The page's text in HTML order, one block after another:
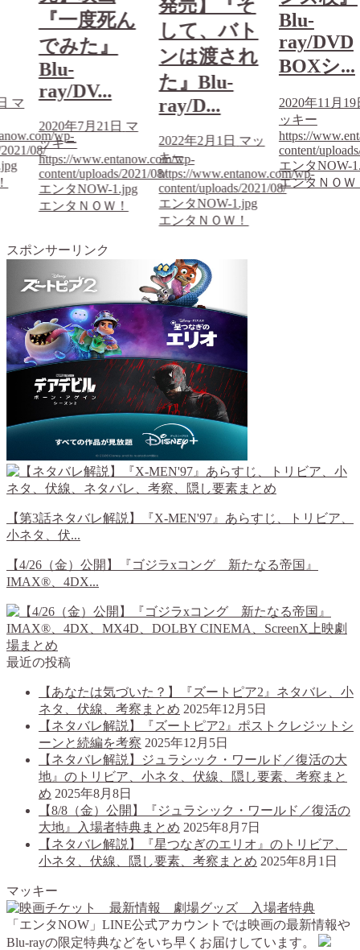
マ
wp-
08/
『一度死ん
でみた』
Blu-
ray/DV...
2020年7月21日 マ
ッキー
https://www.entanow.com/wp-
content/uploads/2021/08/
エンタNOW-1.jpg
エンタＮＯＷ！
発売】『そ
して、バト
ンは渡され
た』Blu-
ray/D...
2022年2月1日 マッ
キー
https://www.entanow.com/wp-
content/uploads/2021/08/
エンタNOW-1.jpg
エンタＮＯＷ！
Blu-
ray/DVD
BOXシ...
2020年11月19
ッキー
https://
content/
エンタNOW-
エンタＮＯＷ
スポンサーリンク
【第3話ネタバレ解説】『X-MEN'97』あらすじ、トリビア、
小ネタ、伏...
【4/26（金）公開】『ゴジラxコング 新たなる帝国』
IMAX®、4DX...
最近の投稿
【あなたは気づいた？】『ズートピア2』ネタバレ、小
ネタ、伏線、考察まとめ 2025年12月5日
【ネタバレ解説】『ズートピア2』ポストクレジットシ
ーンと続編を考察 2025年12月5日
【ネタバレ解説】ジュラシック・ワールド／復活の大
地』のトリビア、小ネタ、伏線、隠し要素、考察まと
め 2025年8月8日
【8/8（金）公開】『ジュラシック・ワールド／復活の
大地』入場者特典まとめ 2025年8月7日
【ネタバレ解説】『星つなぎのエリオ』のトリビア、
小ネタ、伏線、隠し要素、考察まとめ 2025年8月1日
マッキー
「エンタNOW」LINE公式アカウントでは映画の最新情報や
Blu-rayの限定特典などをいち早くお届けしています。